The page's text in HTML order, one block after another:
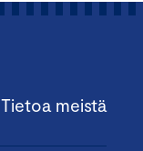
Tietoa meistä